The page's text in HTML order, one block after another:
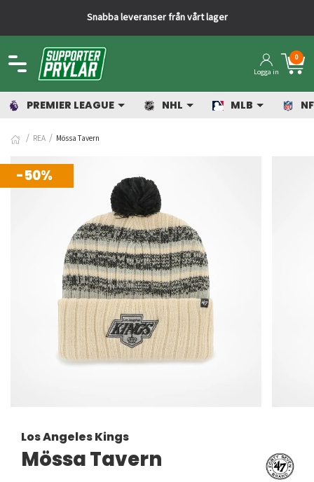
Snabba leveranser från vårt lager
Logga in
0
PREMIER LEAGUE NHL MLB
REA Mössa Tavern
-50%
Los Angeles Kings
Mössa Tavern